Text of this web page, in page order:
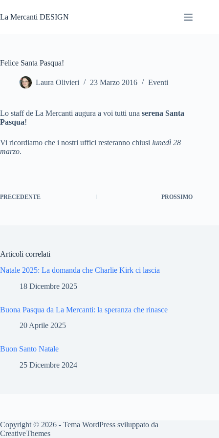
al
contenuto
La Mercanti DESIGN
Felice Santa Pasqua!
Laura Olivieri 23 Marzo 2016 Eventi
Lo staff de La Mercanti augura a voi tutti una serena Santa
Pasqua!
Vi ricordiamo che i nostri uffici resteranno chiusi lunedì 28
marzo.
PRECEDENTE PROSSIMO
Articoli correlati
Natale 2025: La domanda che Charlie Kirk ci lascia
18 Dicembre 2025
Buona Pasqua da La Mercanti: la speranza che rinasce
20 Aprile 2025
Buon Santo Natale
25 Dicembre 2024
Copyright © 2026 - Tema WordPress sviluppato da
CreativeThemes